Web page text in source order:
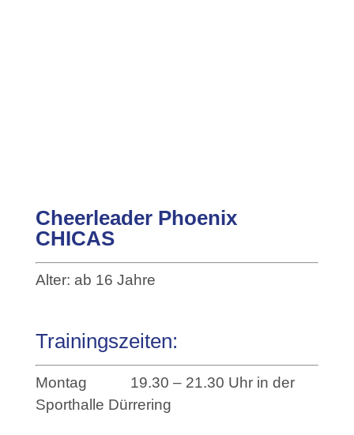
Cheerleader Phoenix
CHICAS
Alter: ab 16 Jahre
Trainingszeiten:
Montag 19.30 – 21.30 Uhr in der
Sporthalle Dürrering